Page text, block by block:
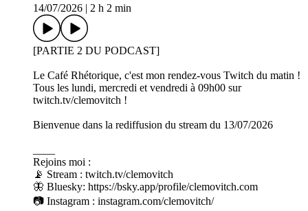
14/07/2026 2 h 2 min
[PARTIE 2 DU PODCAST]
Le Café Rhétorique, c'est mon rendez-vous Twitch du matin !
Tous les lundi, mercredi et vendredi à 09h00 sur
twitch.tv/clemovitch !
Bienvenue dans la rediffusion du stream du 13/07/2026
Rejoins moi :
📡 Stream : twitch.tv/clemovitch
🦋 Bluesky: https://bsky.app/profile/clemovitch.com
📷 Instagram : instagram.com/clemovitch/